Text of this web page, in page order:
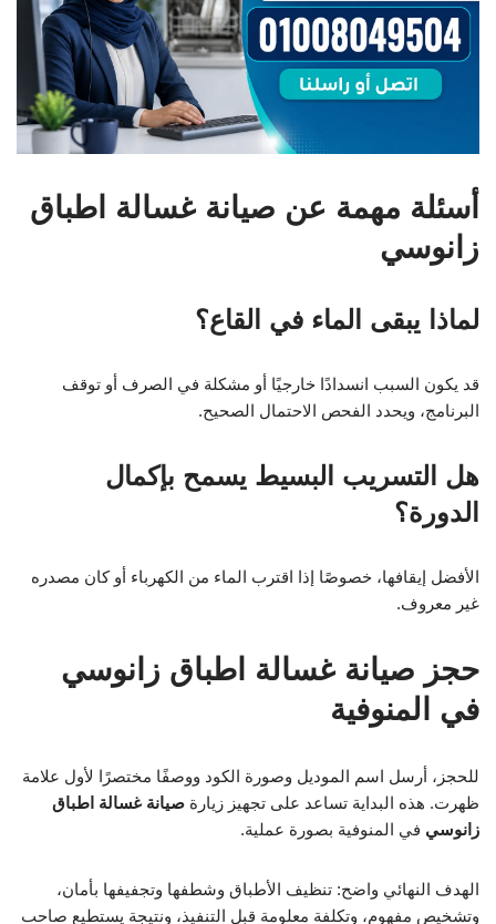
أسئلة مهمة عن صيانة غسالة اطباق
زانوسي
لماذا يبقى الماء في القاع؟
قد يكون السبب انسدادًا خارجيًا أو مشكلة في الصرف أو توقف
البرنامج، ويحدد الفحص الاحتمال الصحيح.
هل التسريب البسيط يسمح بإكمال
الدورة؟
الأفضل إيقافها، خصوصًا إذا اقترب الماء من الكهرباء أو كان مصدره
غير معروف.
حجز صيانة غسالة اطباق زانوسي
في المنوفية
للحجز، أرسل اسم الموديل وصورة الكود ووصفًا مختصرًا لأول علامة
ظهرت. هذه البداية تساعد على تجهيز زيارة صيانة غسالة اطباق
زانوسي في المنوفية بصورة عملية.
الهدف النهائي واضح: تنظيف الأطباق وشطفها وتجفيفها بأمان،
وتشخيص مفهوم، وتكلفة معلومة قبل التنفيذ، ونتيجة يستطيع صاحب